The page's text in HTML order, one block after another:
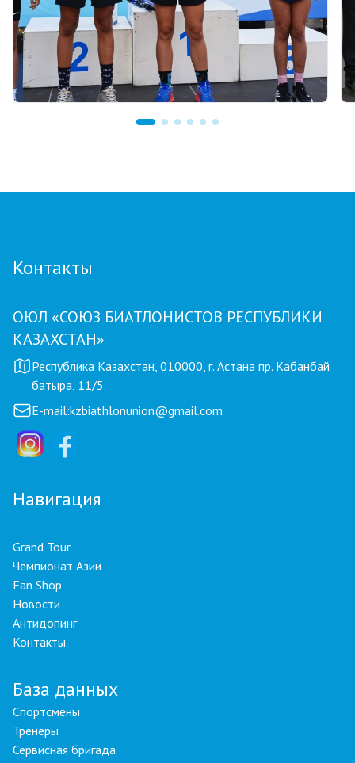
Контакты
ОЮЛ «СОЮЗ БИАТЛОНИСТОВ РЕСПУБЛИКИ
КАЗАХСТАН»
Республика Казахстан, 010000, г. Астана пр. Кабанбай
батыра, 11/5
E-mail:kzbiathlonunion@gmail.com
Навигация
Grand Tour
Чемпионат Азии
Fan Shop
Новости
Антидопинг
Контакты
База данных
Спортсмены
Тренеры
Сервисная бригада